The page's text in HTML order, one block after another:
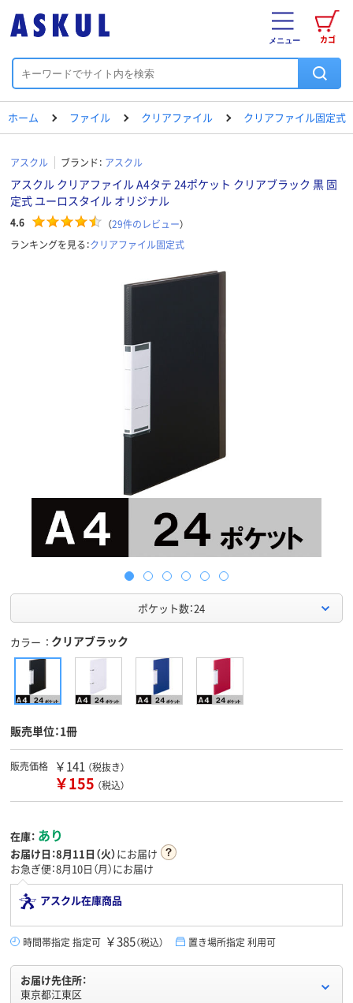
カゴ
メニュー
ホーム ファイル クリアファイル クリアファイル固定式
アスクル ブランド： アスクル
アスクル クリアファイル A4タテ 24ポケット クリアブラック 黒 固
定式 ユーロスタイル オリジナル
4.6 （29件のレビュー）
ランキングを見る：クリアファイル固定式
ポケット数：24
カラー クリアブラック
販売単位：1冊
販売価格 ￥141 （税抜き）
￥155 （税込）
在庫： あり
お届け日：8月11日（火）にお届け
お急ぎ便：8月10日（月）にお届け
アスクル在庫商品
時間帯指定 指定可 ￥385（税込） 置き場所指定 利用可
お届け先住所：
東京都江東区